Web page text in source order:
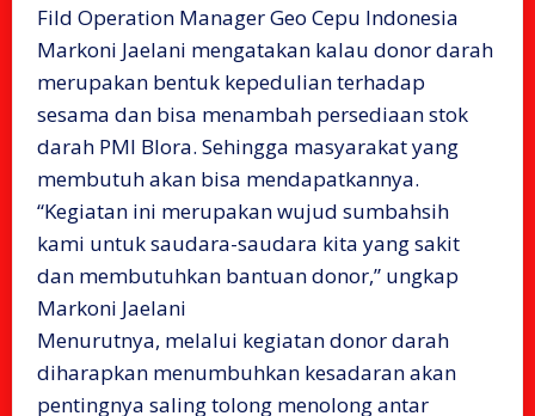
Fild Operation Manager Geo Cepu Indonesia
Markoni Jaelani mengatakan kalau donor darah
merupakan bentuk kepedulian terhadap
sesama dan bisa menambah persediaan stok
darah PMI Blora. Sehingga masyarakat yang
membutuh akan bisa mendapatkannya.
“Kegiatan ini merupakan wujud sumbahsih
kami untuk saudara-saudara kita yang sakit
dan membutuhkan bantuan donor,” ungkap
Markoni Jaelani
Menurutnya, melalui kegiatan donor darah
diharapkan menumbuhkan kesadaran akan
pentingnya saling tolong menolong antar